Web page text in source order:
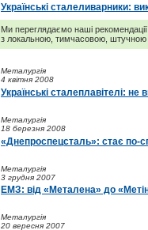
Українські сталеливарники:
Ми переглядаємо наші рекомендації
з локальною, тимчасовою, штучною
Металургія
4 квітня 2008
Українські сталеплавітелі: не
Металургія
18 березня 2008
«Днепроспецсталь»: стає по-
Металургія
3 грудня 2007
ЕМЗ: від «Металена» до
Металургія
20 вересня 2007